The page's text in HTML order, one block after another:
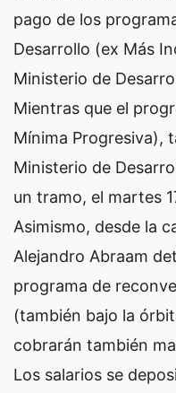
pago de los
Desarrollo (ex Más
Ministerio de
Mientras que el
Mínima Progresiva),
Ministerio de
un tramo, el martes
Asimismo, desde la
Alejandro Abraam
programa de
(también bajo la
cobrarán también
Los salarios se